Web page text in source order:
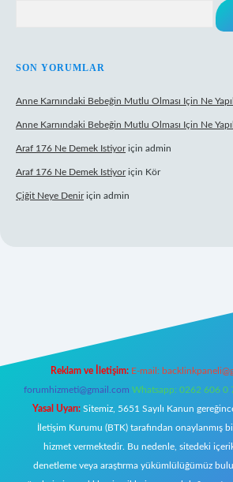
SON YORUMLAR
Anne Karnındaki Bebeğin Mutlu Olması Için Ne
Anne Karnındaki Bebeğin Mutlu Olması Için Ne
Araf 176 Ne Demek Istiyoriçin admin
Araf 176 Ne Demek Istiyoriçin Kör
Çiğit Neye Deniriçin admin
Reklam ve İletişim: E-mail:
forumhizmeti@gmail.com Whatsapp: 0262 606 0
Yasal Uyarı: Sitemiz, 5651 Sayılı Kanun
İletişim Kurumu (BTK) tarafından onaylanmış
hizmet vermektedir. Bu nedenle, sitedeki
denetleme veya araştırma yükümlülüğümüz